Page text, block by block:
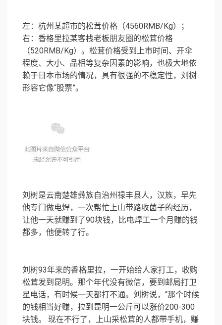
左：杭州某超市的松茸价格（4560RMB/Kg）；
右：香格里拉某客栈老板朋友圈的松茸价格
（520RMB/Kg）。松茸价格受到上市时间、开伞
程度、大小、品相等复杂因素的影响，也极大地依
赖于日本市场的情况，具有很强的不稳定性，刘树
形容它像“股票”。
刘树是云南楚雄彝族自治州禄丰县人，汉族，早先
他专门做电焊，一次帮忙上山带路收菌子的经历，
让他一天就赚到了90块钱，比电焊工一个月赚的钱
都多，他便转了行。
刘树93年来的香格里拉，一开始给人家打工，收购
松茸发到昆明。那个年代没有微信，要到邮局打卫
星电话，有时候一天都打不通。刘树说，“那个时候
的钱相当好赚，拉到昆明一公斤可以涨价200-300
块钱。 现在不行了，上山采松茸的人都带手机，赚